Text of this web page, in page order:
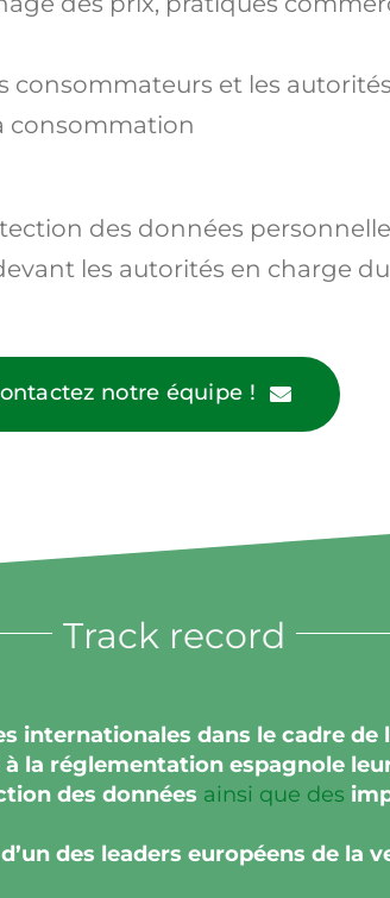
consommateurs et les
consommation
des données
les autorités en charge
notre équipe !
Track record
internationales dans le cadre
la réglementation espagnole
des données ainsi que des
d’un des leaders européens de la